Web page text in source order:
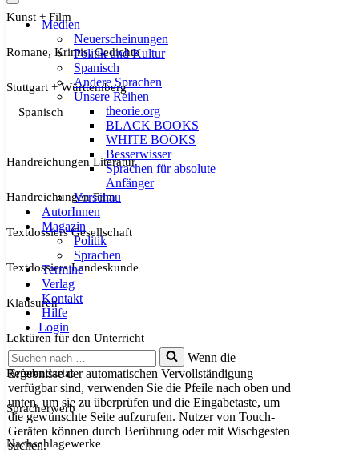
Navigationsmenü
Medien
Neuerscheinungen
Politik und Kultur
Spanisch
Andere Sprachen
Unsere Reihen
theorie.org
BLACK BOOKS
WHITE BOOKS
Besserwisser
Sprachen für absolute
Anfänger
Vorschau
AutorInnen
Magazin
Politik
Sprachen
Termine
Verlag
Kontakt
Hilfe
Login
Suchen
nach …
Wenn die
Ergebnisse der automatischen Vervollständigung
verfügbar sind, verwenden Sie die Pfeile nach oben und
unten, um sie zu überprüfen und die Eingabetaste, um
die gewünschte Seite aufzurufen. Nutzer von Touch-
Geräten können durch Berührung oder mit Wischgesten
suchen.
Kunst + Film
Romane, Krimis, Gedichte
Stuttgart + Württemberg
Spanisch
Handreichungen Literatur
Handreichungen Film
Textdossiers Gesellschaft
Textdossiers Landeskunde
Klausuren
Lektüren für den Unterricht
Referendariat
Spracherwerb
Nachschlagewerke